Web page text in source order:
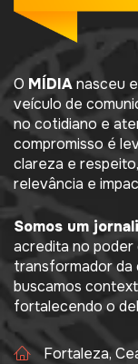
O MÍDIAnasceu
veículo de
no cotidiano e
compromisso é
clareza e
relevância e
Somos um
acredita no poder
transformador da
buscamos
fortalecendo o
Fortaleza,